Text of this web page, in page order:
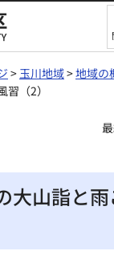
>玉川地域>地域の
（2）
大山詣と